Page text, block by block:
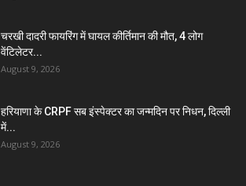
चरखी दादरी फायरिंग में घायल कीर्तिमान की मौत, 4 लोग
वेंटिलेटर...
August 9, 2026
हरियाणा के CRPF सब इंस्पेक्टर का जन्मदिन पर निधन, दिल्ली
में...
August 9, 2026